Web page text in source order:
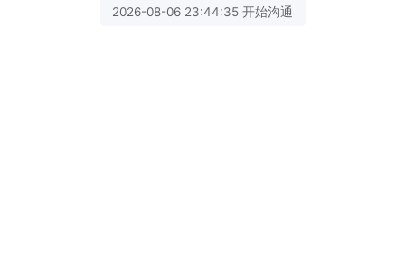
2026-08-06 23:44:35 开始沟通